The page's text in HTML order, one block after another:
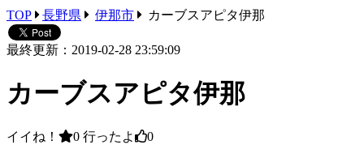
TOP 長野県 伊那市 カーブスアピタ伊那
最終更新：2019-02-28 23:59:09
カーブスアピタ伊那
イイね！ 0 行ったよ 0